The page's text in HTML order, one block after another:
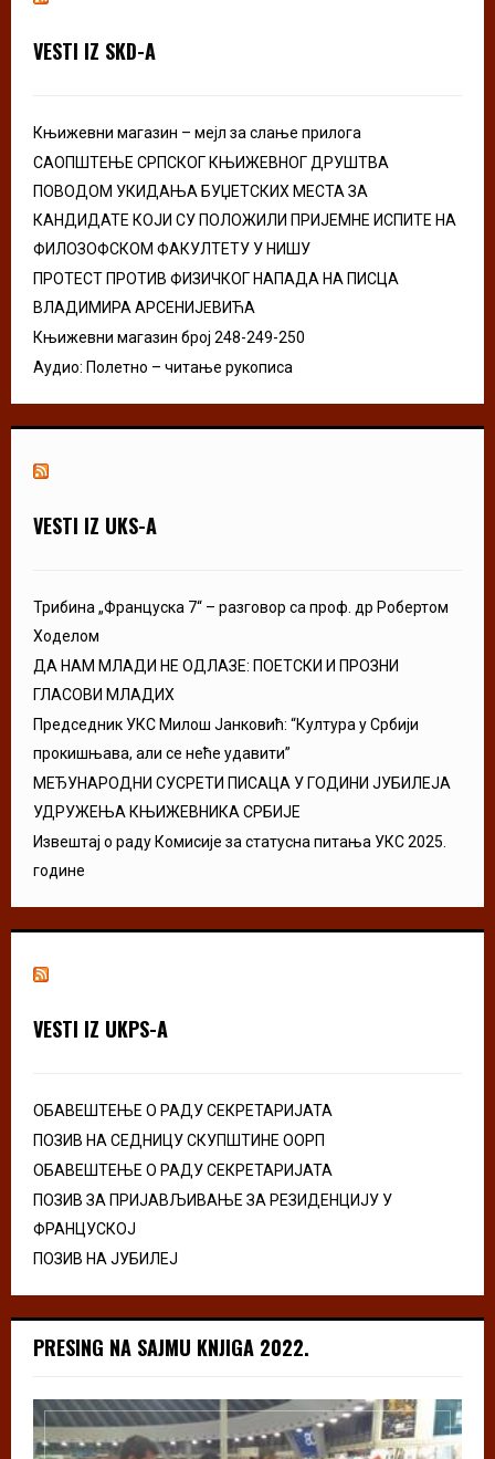
r
VESTI IZ SKD-A
Књижевни магазин – мејл за слање прилога
САОПШТЕЊЕ СРПСКОГ КЊИЖЕВНОГ ДРУШТВА
ПОВОДОМ УКИДАЊА БУЏЕТСКИХ МЕСТА ЗА
КАНДИДАТЕ КОЈИ СУ ПОЛОЖИЛИ ПРИЈЕМНЕ ИСПИТЕ НА
ФИЛОЗОФСКОМ ФАКУЛТЕТУ У НИШУ
ПРОТЕСТ ПРОТИВ ФИЗИЧКОГ НАПАДА НА ПИСЦА
ВЛАДИМИРА АРСЕНИЈЕВИЋА
Књижевни магазин број 248-249-250
Аудио: Полетно – читање рукописа
VESTI IZ UKS-A
Трибина „Француска 7“ – разговор са проф. др Робертом
Ходелом
ДА НАМ МЛАДИ НЕ ОДЛАЗЕ: ПОЕТСКИ И ПРОЗНИ
ГЛАСОВИ МЛАДИХ
Председник УКС Милош Јанковић: “Култура у Србији
прокишњава, али се неће удавити”
МЕЂУНАРОДНИ СУСРЕТИ ПИСАЦА У ГОДИНИ ЈУБИЛЕЈА
УДРУЖЕЊА КЊИЖЕВНИКА СРБИЈЕ
Извештај о раду Комисије за статусна питања УКС 2025.
године
VESTI IZ UKPS-A
ОБАВЕШТЕЊЕ О РАДУ СЕКРЕТАРИЈАТА
ПОЗИВ НА СЕДНИЦУ СКУПШТИНЕ ООРП
ОБАВЕШТЕЊЕ О РАДУ СЕКРЕТАРИЈАТА
ПОЗИВ ЗА ПРИЈАВЉИВАЊЕ ЗА РЕЗИДЕНЦИЈУ У
ФРАНЦУСКОЈ
ПОЗИВ НА ЈУБИЛЕЈ
PRESING NA SAJMU KNJIGA 2022.